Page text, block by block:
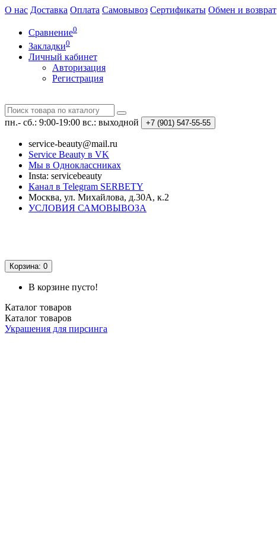
О нас Доставка Оплата Самовывоз Сертификаты Обмен и возврат
Сравнение0
Закладки0
Личный кабинет
Авторизация
Регистрация
пн.- сб.: 9:00-19:00 вс.: выходной +7 (901) 547-55-55
service-beauty@mail.ru
Service Beauty в VK
Мы в Одноклассниках
Insta: servicebeauty
Канал в Telegram SERBETY
Москва, ул. Михайлова, д.30А, к.2
УСЛОВИЯ САМОВЫВОЗА
Корзина: 0
В корзине пусто!
Каталог товаров
Каталог товаров
Украшения для пирсинга